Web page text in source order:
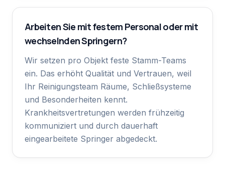
Arbeiten Sie mit festem Personal oder mit
wechselnden Springern?
Wir setzen pro Objekt feste Stamm-Teams
ein. Das erhöht Qualität und Vertrauen, weil
Ihr Reinigungsteam Räume, Schließsysteme
und Besonderheiten kennt.
Krankheitsvertretungen werden frühzeitig
kommuniziert und durch dauerhaft
eingearbeitete Springer abgedeckt.